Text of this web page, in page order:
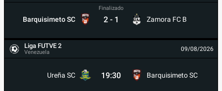
Barquisimeto SC
Finalizado
2 - 1 Zamora FC B
Liga FUTVE 2
Venezuela 09/08/2026
Ureña SC 19:30 Barquisimeto SC